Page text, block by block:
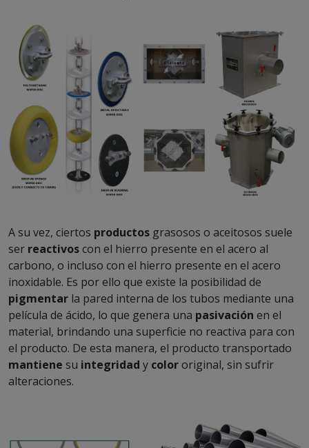
A su vez, ciertos productos grasosos o aceitosos suele
ser reactivoscon el hierro presente en el acero al
carbono, o incluso con el hierro presente en el acero
inoxidable. Es por ello que existe la posibilidad de
pigmentar la pared interna de los tubos mediante una
película de ácido, lo que genera una pasivación en el
material, brindando una superficie no reactiva para con
el producto. De esta manera, el producto transportado
mantiene su integridad y colororiginal, sin sufrir
alteraciones.